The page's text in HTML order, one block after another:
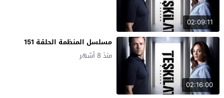
02:09:11
02:16:00
مسلسل المنظمة الحلقة 151
منذ 8 أشهر